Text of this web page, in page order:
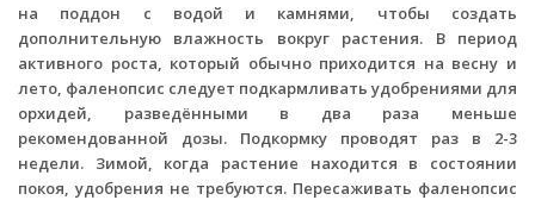
на поддон с водой и камнями, чтобы создать
дополнительную влажность вокруг растения. В период
активного роста, который обычно приходится на весну и
лето, фаленопсис следует подкармливать удобрениями для
орхидей, разведёнными в два раза меньше
рекомендованной дозы. Подкормку проводят раз в 2-3
недели. Зимой, когда растение находится в состоянии
покоя, удобрения не требуются. Пересаживать фаленопсис